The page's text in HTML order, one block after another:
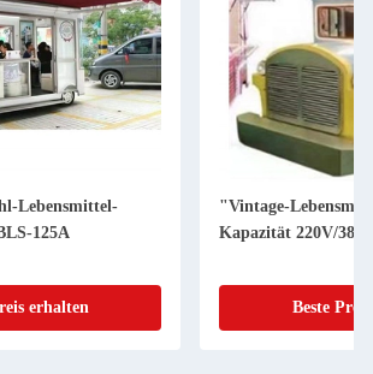
Lebensmittel-
125A
erhalten
"Vintage-
Kapazität 220V/
Beste